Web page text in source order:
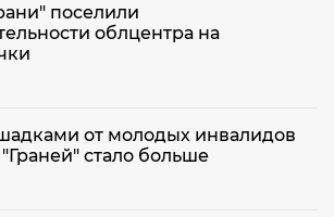
поселили
облцентра на
от молодых инвалидов
стало больше